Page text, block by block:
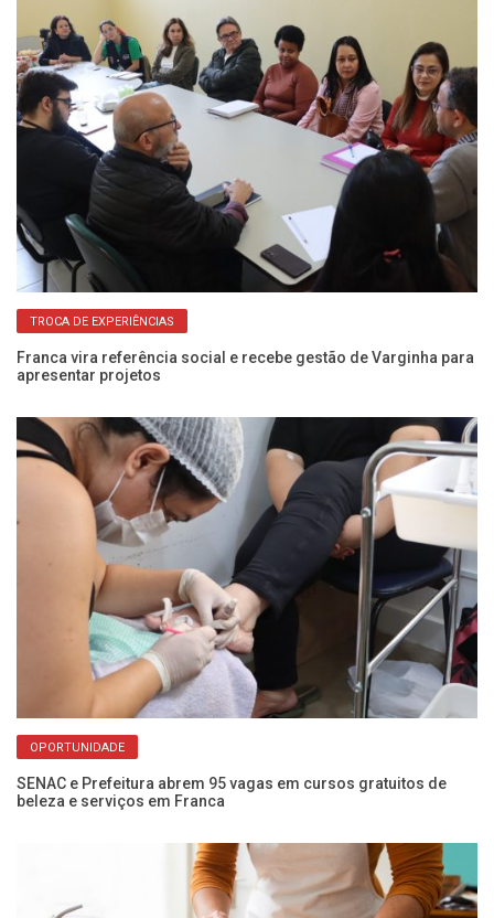
TROCA DE EXPERIÊNCIAS
Franca vira referência social e recebe gestão de Varginha para
apresentar projetos
OPORTUNIDADE
SENAC e Prefeitura abrem 95 vagas em cursos gratuitos de
beleza e serviços em Franca